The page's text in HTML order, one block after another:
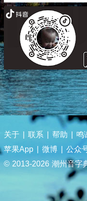
关于 联系 帮助 鸣
苹果App
微博 公众
© 2013-2026 潮州音字